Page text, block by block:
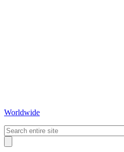
Worldwide